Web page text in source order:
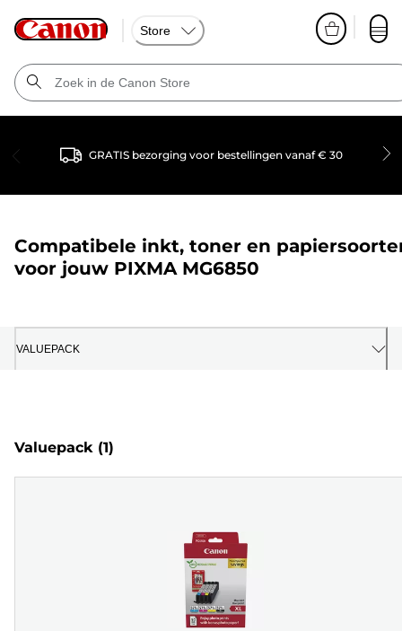
Store
GRATIS bezorging voor bestellingen vanaf € 30
Compatibele inkt, toner en
voor jouw PIXMA MG6850
VALUEPACK
Valuepack (1)